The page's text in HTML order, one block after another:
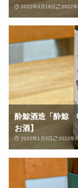
2022年3月19日 2022
酔鯨酒造「酔鯨
お酒】
2022年1月3日 2022年